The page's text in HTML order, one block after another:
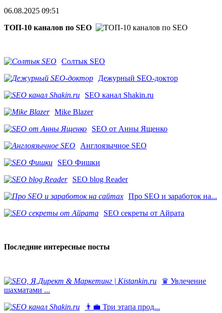
06.08.2025 09:51
ТОП-10 каналов по SEO
Солтык SEO
Дежурный SEO-доктор
SEO канал Shakin.ru
Mike Blazer
SEO от Анны Ященко
Англоязычное SEO
SEO Фишки
SEO blog Reader
Про SEO и заработок на...
SEO секреты от Айрата
Последние интересные посты
♛ Увлечение
шахматами ...
👨‍💼 Три этапа прод...